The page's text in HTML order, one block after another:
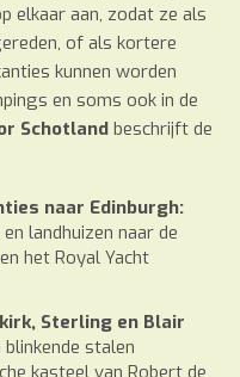
elkaar aan, zodat ze als
of als kortere
kunnen worden
en soms ook in de
Schotland beschrijft de
naar Edinburgh:
landhuizen naar de
het Royal Yacht
Sterling en Blair
stalen